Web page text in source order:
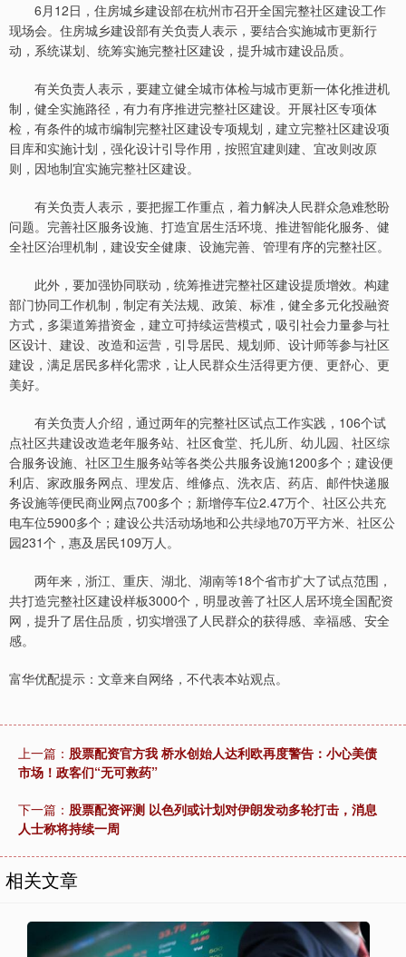
6月12日，住房城乡建设部在杭州市召开全国完整社区建设工作
现场会。住房城乡建设部有关负责人表示，要结合实施城市更新行
动，系统谋划、统筹实施完整社区建设，提升城市建设品质。
有关负责人表示，要建立健全城市体检与城市更新一体化推进机
制，健全实施路径，有力有序推进完整社区建设。开展社区专项体
检，有条件的城市编制完整社区建设专项规划，建立完整社区建设项
目库和实施计划，强化设计引导作用，按照宜建则建、宜改则改原
则，因地制宜实施完整社区建设。
有关负责人表示，要把握工作重点，着力解决人民群众急难愁盼
问题。完善社区服务设施、打造宜居生活环境、推进智能化服务、健
全社区治理机制，建设安全健康、设施完善、管理有序的完整社区。
此外，要加强协同联动，统筹推进完整社区建设提质增效。构建
部门协同工作机制，制定有关法规、政策、标准，健全多元化投融资
方式，多渠道筹措资金，建立可持续运营模式，吸引社会力量参与社
区设计、建设、改造和运营，引导居民、规划师、设计师等参与社区
建设，满足居民多样化需求，让人民群众生活得更方便、更舒心、更
美好。
有关负责人介绍，通过两年的完整社区试点工作实践，106个试
点社区共建设改造老年服务站、社区食堂、托儿所、幼儿园、社区综
合服务设施、社区卫生服务站等各类公共服务设施1200多个；建设便
利店、家政服务网点、理发店、维修点、洗衣店、药店、邮件快递服
务设施等便民商业网点700多个；新增停车位2.47万个、社区公共充
电车位5900多个；建设公共活动场地和公共绿地70万平方米、社区公
园231个，惠及居民109万人。
两年来，浙江、重庆、湖北、湖南等18个省市扩大了试点范围，
共打造完整社区建设样板3000个，明显改善了社区人居环境全国配资
网，提升了居住品质，切实增强了人民群众的获得感、幸福感、安全
感。
富华优配提示：文章来自网络，不代表本站观点。
上一篇： 股票配资官方我 桥水创始人达利欧再度警告：小心美债
市场！政客们“无可救药”
下一篇： 股票配资评测 以色列或计划对伊朗发动多轮打击，消息
人士称将持续一周
相关文章